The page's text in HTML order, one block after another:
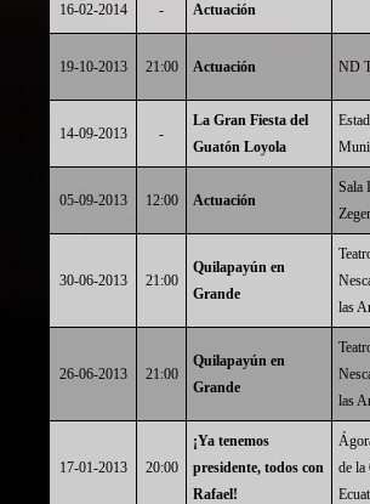
16-02-2014 - Actuación
19-10-2013 21:00 Actuación ND
14-09-2013 -
La Gran Fiesta del
Guatón Loyola
05-09-2013 12:00 Actuación
Sala
30-06-2013 21:00
Quilapayún en
Grande
las
26-06-2013 21:00
Quilapayún en
Grande
las
17-01-2013 20:00
¡Ya tenemos
presidente, todos con
Rafael!
de la